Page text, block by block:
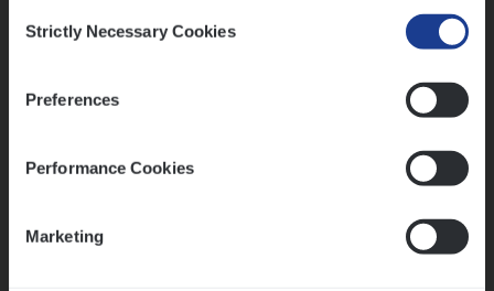
Selection
Strictly Necessary Cookies
Preferences
Performance Cookies
Marketing
Vorige Volgende
Mathias houdt van diepgaande dossiers én droge